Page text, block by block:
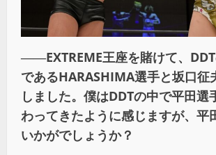
――EXTREME王座を賭けて、
であるHARASHIMA選手と坂口征
しました。僕はDDTの中で平田選
わってきたように感じますが、平
いかがでしょうか？